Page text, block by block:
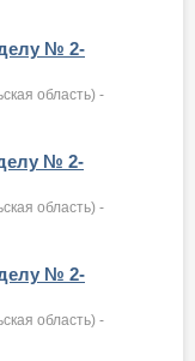
делу № 2-
область) -
№ 2-
область) -
делу № 2-
область) -